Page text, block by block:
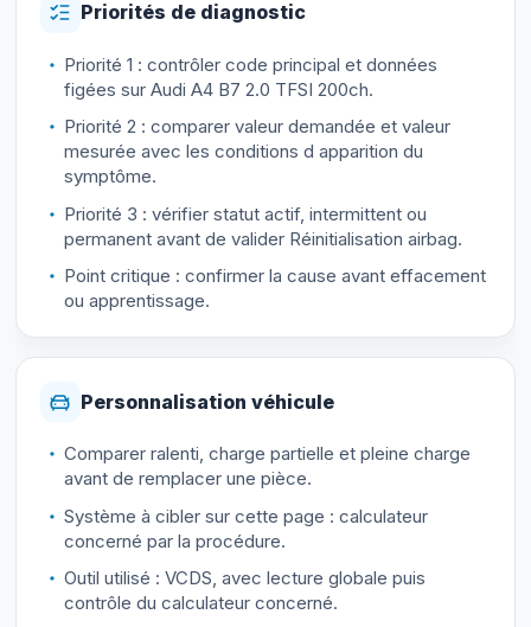
Priorités de diagnostic
Priorité 1 : contrôler code principal et données
figées sur Audi A4 B7 2.0 TFSI 200ch.
Priorité 2 : comparer valeur demandée et valeur
mesurée avec les conditions d apparition du
symptôme.
Priorité 3 : vérifier statut actif, intermittent ou
permanent avant de valider Réinitialisation airbag.
Point critique : confirmer la cause avant effacement
ou apprentissage.
Personnalisation véhicule
Comparer ralenti, charge partielle et pleine charge
avant de remplacer une pièce.
Système à cibler sur cette page : calculateur
concerné par la procédure.
Outil utilisé : VCDS, avec lecture globale puis
contrôle du calculateur concerné.